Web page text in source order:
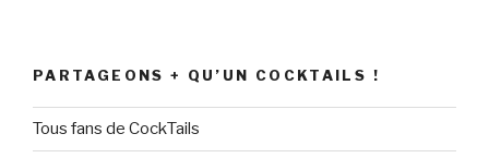
PARTAGEONS + QU’UN COCKTAILS !
Tous fans de CockTails